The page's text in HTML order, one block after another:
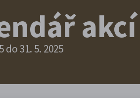
akcí
do 31. 5. 2025